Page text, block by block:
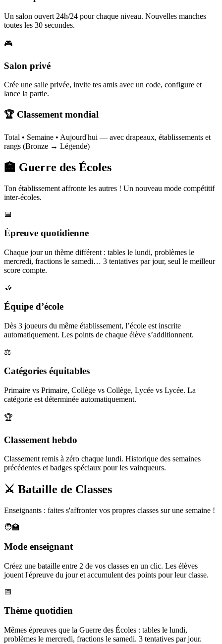
Un salon ouvert 24h/24 pour chaque niveau. Nouvelles manches
toutes les 30 secondes.
🎮
Salon privé
Crée une salle privée, invite tes amis avec un code, configure et
lance la partie.
🏆 Classement mondial
Total • Semaine • Aujourd'hui — avec drapeaux, établissements et
rangs (Bronze → Légende)
🏫 Guerre des Écoles
Ton établissement affronte les autres ! Un nouveau mode compétitif
inter-écoles.
📅
Épreuve quotidienne
Chaque jour un thème différent : tables le lundi, problèmes le
mercredi, fractions le samedi… 3 tentatives par jour, seul le meilleur
score compte.
🤝
Équipe d’école
Dès 3 joueurs du même établissement, l’école est inscrite
automatiquement. Les points de chaque élève s’additionnent.
⚖️
Catégories équitables
Primaire vs Primaire, Collège vs Collège, Lycée vs Lycée. La
catégorie est déterminée automatiquement.
🏆
Classement hebdo
Classement remis à zéro chaque lundi. Historique des semaines
précédentes et badges spéciaux pour les vainqueurs.
⚔️ Bataille de Classes
Enseignants : faites s'affronter vos propres classes sur une semaine !
🧑‍🏫
Mode enseignant
Créez une bataille entre 2 de vos classes en un clic. Les élèves
jouent l'épreuve du jour et accumulent des points pour leur classe.
📅
Thème quotidien
Mêmes épreuves que la Guerre des Écoles : tables le lundi,
problèmes le mercredi, fractions le samedi. 3 tentatives par jour.